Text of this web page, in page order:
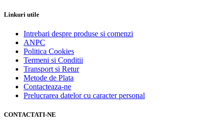
Linkuri utile
Intrebari despre produse si comenzi
ANPC
Politica Cookies
Termeni si Conditii
Transport si Retur
Metode de Plata
Contacteaza-ne
Prelucrarea datelor cu caracter personal
CONTACTATI-NE